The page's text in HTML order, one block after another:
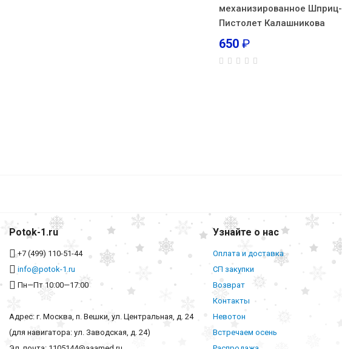
механизированное Шприц-
Пистолет Калашникова
650 ₽
Potok-1.ru
+7 (499) 110-51-44
info@potok-1.ru
Пн—Пт 10:00—17:00
Адрес: г. Москва, п. Вешки, ул. Центральная, д. 24
(для навигатора: ул. Заводская, д. 24)
Узнайте о нас
Оплата и доставка
СП закупки
Возврат
Контакты
Невотон
Встречаем осень